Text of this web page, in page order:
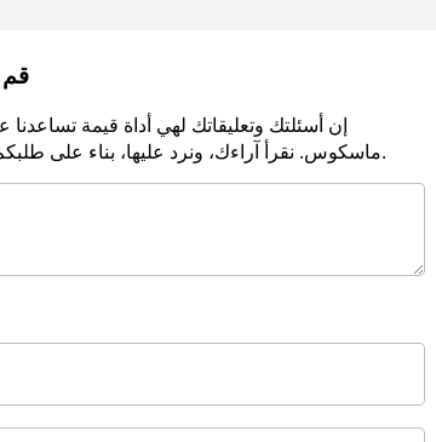
قم
إن أسئلتك وتعليقاتك لهي أداة قيمة
ماسكوس. نقرأ آراءك، ونرد عليها، بناء على طلبكم في أسرع وقت ممكن.